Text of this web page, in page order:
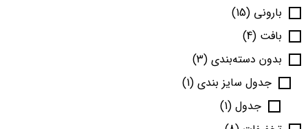
بارونی (15)
بافت (4)
بدون دسته‌بندی (3)
جدول سایز بندی (1)
جدول (1)